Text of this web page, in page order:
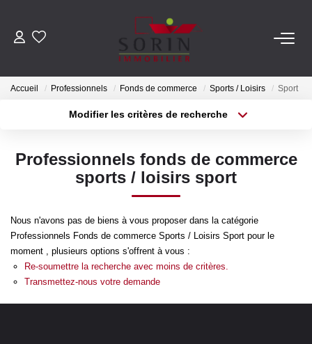
Notre Histoire
ESTIMER
Estimation En Ligne
Estimation En Présentiel
ACHETER
Accueil Professionnels Fonds de commerce Sports / Loisirs Sport
Modifier les critères de recherche
Type de bien
Plus de critères
Professionnels fonds de commerce
sports / loisirs sport
Nous n'avons pas de biens à vous proposer dans la catégorie
Professionnels Fonds de commerce Sports / Loisirs Sport pour le
moment , plusieurs options s'offrent à vous :
Re-soumettre la recherche avec moins de critères.
Transmettez-nous votre demande